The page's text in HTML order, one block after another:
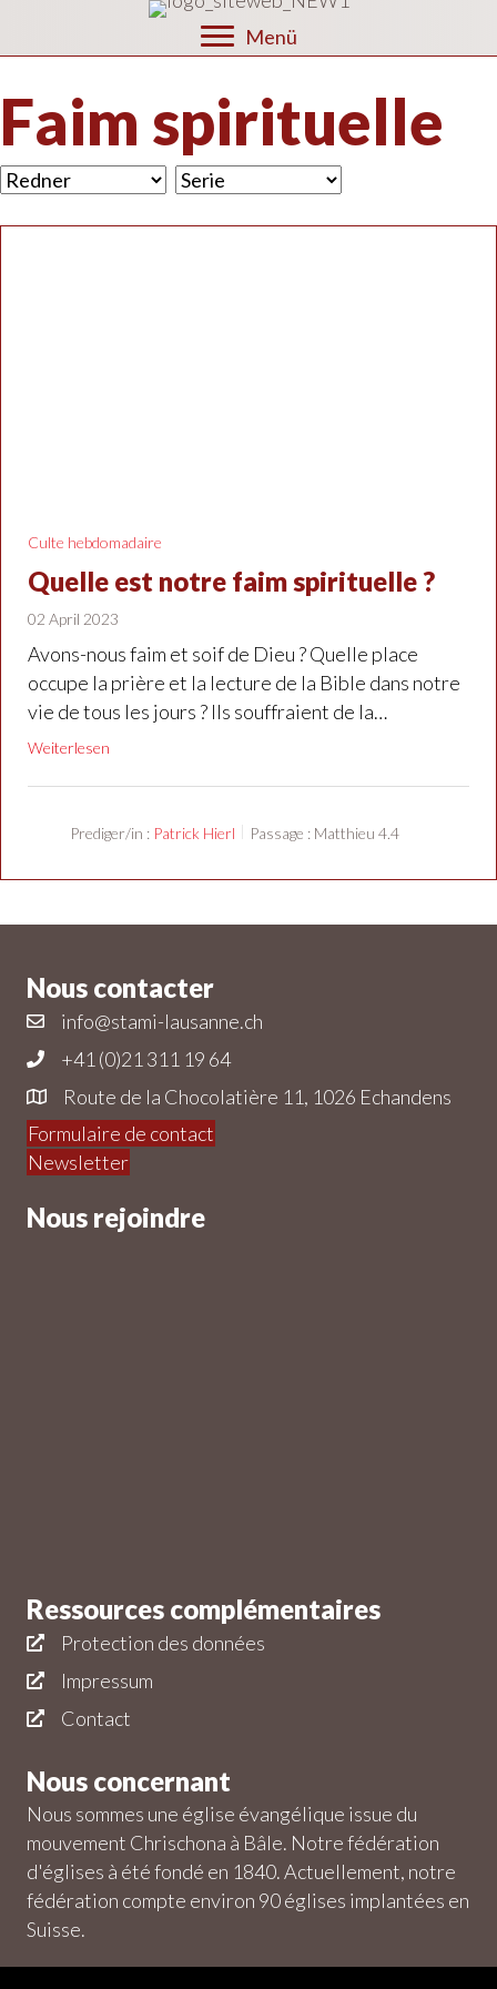
Menü
Faim spirituelle
Culte hebdomadaire
Quelle est notre faim spirituelle ?
02 April 2023
Avons-nous faim et soif de Dieu ? Quelle place
occupe la prière et la lecture de la Bible dans notre
vie de tous les jours ? Ils souffraient de la…
Weiterlesen
Prediger/in : Patrick Hierl Passage : Matthieu 4.4
Nous contacter
info@stami-lausanne.ch
+41 (0)21 311 19 64
Route de la Chocolatière 11, 1026 Echandens
Formulaire de contact
Newsletter
Nous rejoindre
Ressources complémentaires
Protection des données
Impressum
Contact
Nous concernant
Nous sommes une église évangélique issue du
mouvement Chrischona à Bâle. Notre fédération
d'églises à été fondé en 1840. Actuellement, notre
fédération compte environ 90 églises implantées en
Suisse.